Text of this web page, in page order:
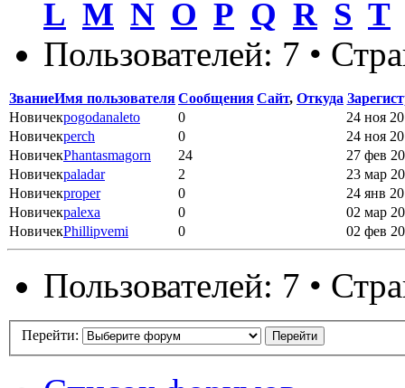
L M N O P Q R S T
Пользователей: 7 •
ЗваниеИмя пользователяСообщенияСайт, Откуда
Новичекpogodanaleto 0
24 ноя
Новичекperch 0
24 ноя
НовичекPhantasmagorn 24
27 фев
Новичекpaladar 2
23 мар
Новичекproper 0
24 янв
Новичекpalexa 0
02 мар
НовичекPhillipvemi 0 02 фев
Пользователей: 7 •
Перейти: